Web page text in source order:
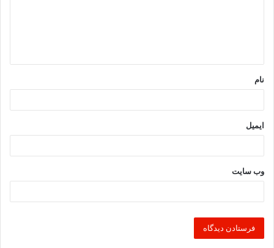
*
نام
ایمیل
وب‌ سایت